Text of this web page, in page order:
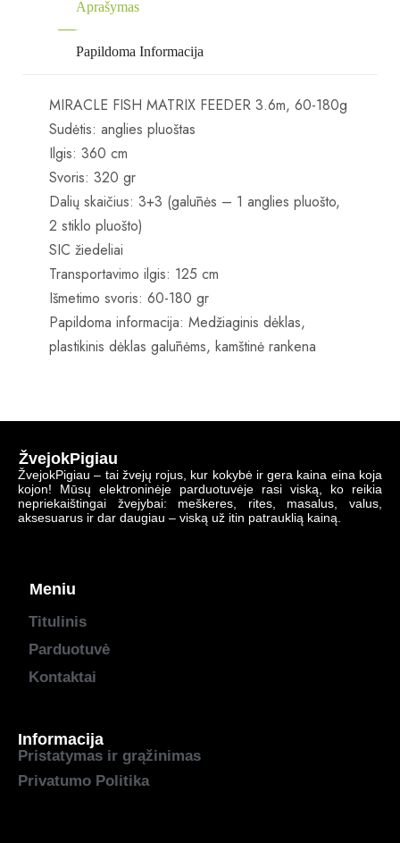
Aprašymas
Papildoma Informacija
MIRACLE FISH MATRIX FEEDER 3.6m, 60-180g
Sudėtis: anglies pluoštas
Ilgis: 360 cm
Svoris: 320 gr
Dalių skaičius: 3+3 (galūnės – 1 anglies pluošto,
2 stiklo pluošto)
SIC žiedeliai
Transportavimo ilgis: 125 cm
Išmetimo svoris: 60-180 gr
Papildoma informacija: Medžiaginis dėklas,
plastikinis dėklas galūnėms, kamštinė rankena
ŽvejokPigiau
ŽvejokPigiau – tai žvejų rojus, kur kokybė ir gera kaina eina koja
kojon! Mūsų elektroninėje parduotuvėje rasi viską, ko reikia
nepriekaištingai žvejybai: meškeres, rites, masalus, valus,
aksesuarus ir dar daugiau – viską už itin patrauklią kainą.
Meniu
Titulinis
Parduotuvė
Kontaktai
Informacija
Pristatymas ir grąžinimas
Privatumo Politika